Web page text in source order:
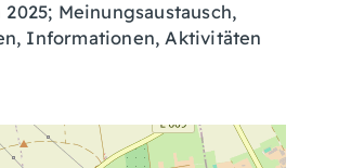
Meinungsaustausch,
Informationen, Aktivitäten